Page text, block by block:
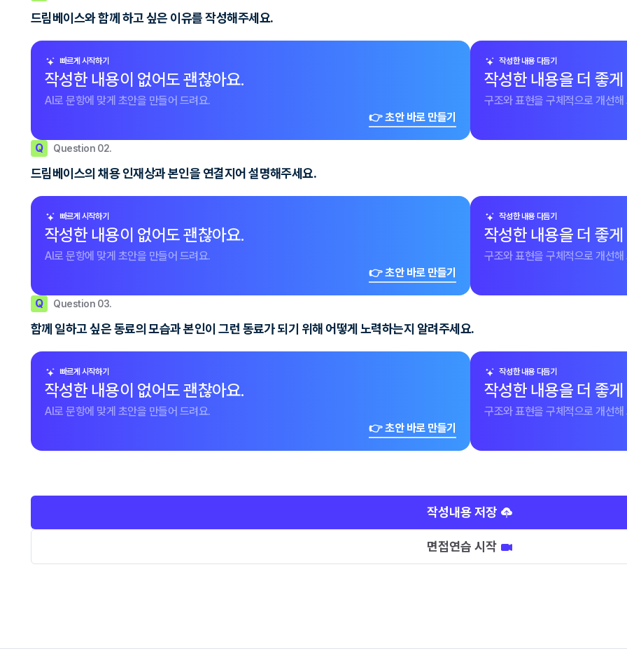
드림베이스와 함께 하고 싶은 이유를 작성해주세요.
빠르게 시작하기
작성한 내용이 없어도 괜찮아요.
AI로 문항에 맞게 초안을 만들어 드려요.
👉 초안 바로 만들기
작성한 내용 다듬기
작성한 내용을 더 좋
구조와 표현을 구체적으로 개선해
Q Question 02.
드림베이스의 채용 인재상과 본인을 연결지어 설명해주세요.
빠르게 시작하기
작성한 내용이 없어도 괜찮아요.
AI로 문항에 맞게 초안을 만들어 드려요.
👉 초안 바로 만들기
작성한 내용 다듬기
작성한 내용을 더 좋
구조와 표현을 구체적으로 개선해
Q Question 03.
함께 일하고 싶은 동료의 모습과 본인이 그런 동료가 되기 위해 어떻게 노력하는지 알려주세요.
빠르게 시작하기
작성한 내용이 없어도 괜찮아요.
AI로 문항에 맞게 초안을 만들어 드려요.
👉 초안 바로 만들기
작성한 내용 다듬기
작성한 내용을 더 좋
구조와 표현을 구체적으로 개선해
작성내용 저장
면접연습 시작